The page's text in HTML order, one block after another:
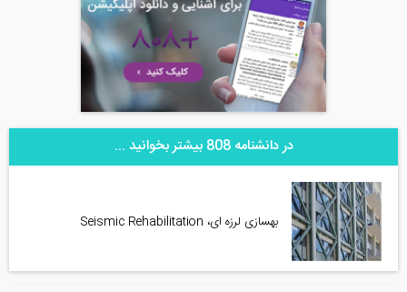
در دانشنامه 808 بیشتر بخوانید ...
بهسازی لرزه ای، Seismic Rehabilitation